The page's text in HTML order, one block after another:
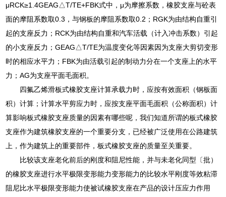
μRCK≥1.4GEAG△T/TE+FBK式中，μ为摩擦系数，橡胶支座与砼表
面的摩阻系数取0.3，与钢板的摩阻系数取0.2；RGK为由结构自重引
起的支座反力；RCK为由结构自重和汽车活载（计入冲击系数）引起
的小支座反力；GEAG△T/TE为温度变化等因素因为支座大剪切变形
时的相应水平力；FBK为由活载引起的制动力分在一个支座上的水平
力；AG为支座平面毛面积。
四氟乙烯滑板式橡胶支座计算承载力时，应按有效面积（钢板面
积）计算；计算水平剪应力时，应按支座平面毛面积（公称面积）计
算影响板式橡胶支座质量的因素有哪些呢，我们知道所谓的板式橡胶
支座作为建筑橡胶支座的一个重要分支，已经被广泛使用在公路建筑
上，作为建筑上的重要部件，板式橡胶支座的质量至关重要。
比较该支座老化前后的刚度和阻尼性能，并与未老化同型〔批）
的橡胶支座进行水平极限变形能力变形能力的比较水平刚度等效粘滞
阻尼比水平极限变形能力使被试橡胶支座在产品的设计压应力作用